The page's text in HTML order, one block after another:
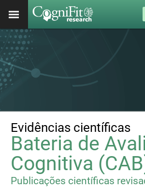
Evidências científicas
Bateria de
Cognitiva
Publicações científicas